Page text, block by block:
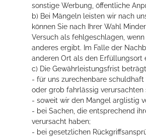
sonstige Werbung, öffentliche
b) Bei Mängeln leisten wir nach
können Sie nach Ihrer Wahl
Versuch als fehlgeschlagen,
anderes ergibt. Im Falle der
anderen Ort als den Erfüllungsort
c) Die Gewährleistungsfrist
- für uns zurechenbare
oder grob fahrlässig verursachten
- soweit wir den Mangel arglistig
- bei Sachen, die entsprechend
verursacht haben;
- bei gesetzlichen